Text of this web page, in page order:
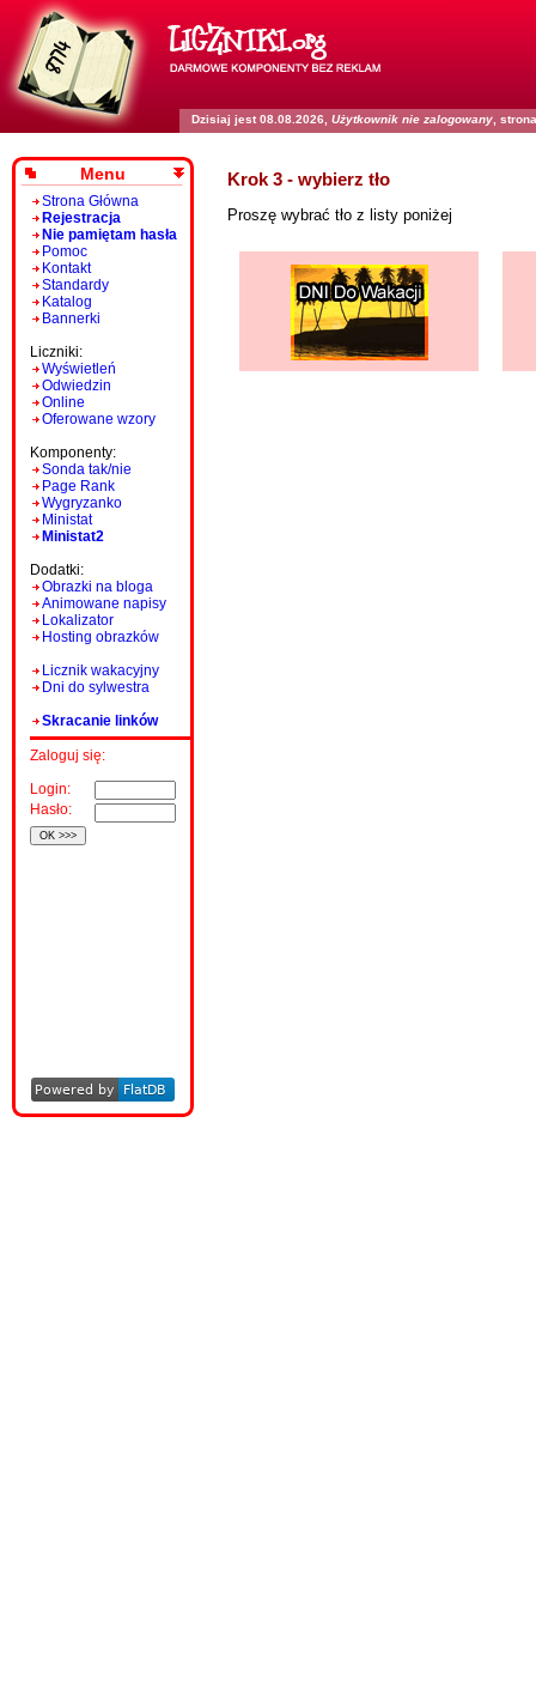
Dzisiaj jest 08.08.2026, Użytkownik nie zalogowany ,
Menu
Strona Główna
Rejestracja
Nie pamiętam hasła
Pomoc
Kontakt
Standardy
Katalog
Bannerki
Liczniki:
Wyświetleń
Odwiedzin
Online
Oferowane wzory
Komponenty:
Sonda tak/nie
Page Rank
Wygryzanko
Ministat
Ministat2
Dodatki:
Obrazki na bloga
Animowane napisy
Lokalizator
Hosting obrazków
Licznik wakacyjny
Dni do sylwestra
Skracanie linków
Zaloguj się:
Login:
Hasło:
Krok 3 - wybierz tło
Proszę wybrać tło z listy poniżej